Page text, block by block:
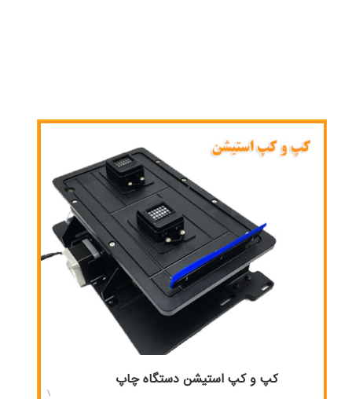
کپ و کپ استیشن دستگاه چاپ